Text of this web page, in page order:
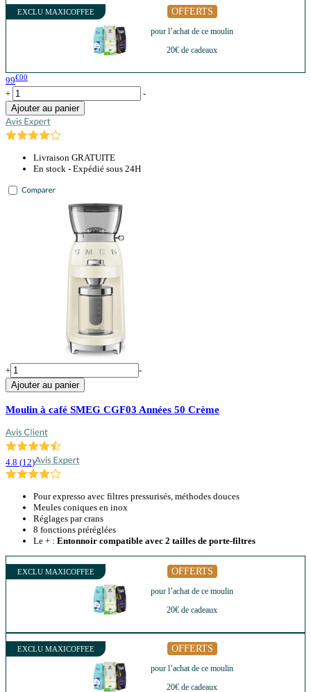
EXCLU MAXICOFFEE OFFERTS
pour l’achat de ce moulin
20€ de cadeaux
99€00
+
-
Ajouter au panier
Livraison GRATUITE
En stock - Expédié sous 24H
+
-
Ajouter au panier
Moulin à café SMEG CGF03 Années 50 Crème
4.8 (12)
Pour expresso avec filtres pressurisés, méthodes douces
Meules coniques en inox
Réglages par crans
8 fonctions préréglées
Le + : Entonnoir compatible avec 2 tailles de porte-filtres
EXCLU MAXICOFFEE OFFERTS
pour l’achat de ce moulin
20€ de cadeaux
EXCLU MAXICOFFEE OFFERTS
pour l’achat de ce moulin
20€ de cadeaux